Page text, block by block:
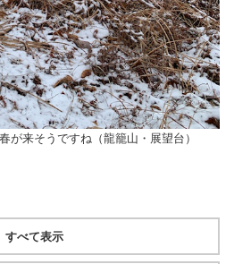
が来そうですね（龍籠山・展望台）
すべて表示